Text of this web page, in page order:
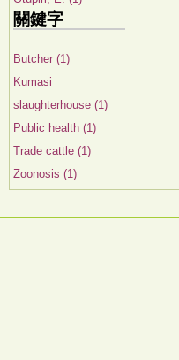
關鍵字
Butcher (1)
Kumasi
slaughterhouse (1)
Public health (1)
Trade cattle (1)
Zoonosis (1)